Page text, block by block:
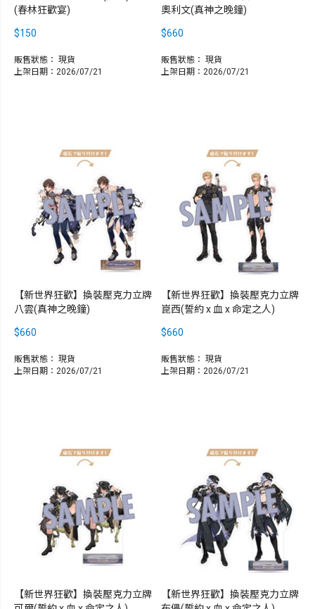
(春林狂歡宴)
$150
販售狀態： 現貨
上架日期：2026/07/21
奧利文(真神之晚鐘)
$660
販售狀態： 現貨
上架日期：2026/07/21
【新世界狂歡】換裝壓克力立牌
八雲(真神之晚鐘)
$660
販售狀態： 現貨
上架日期：2026/07/21
【新世界狂歡】換裝壓克力立牌
崑西(誓約 x 血 x 命定之人)
$660
販售狀態： 現貨
上架日期：2026/07/21
【新世界狂歡】換裝壓克力立牌
【新世界狂歡】換裝壓克力立牌